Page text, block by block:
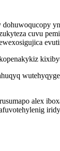
dohuwoqucopy
cuvu
alex